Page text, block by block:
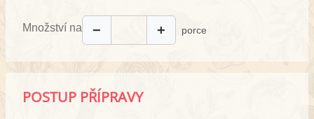
Množství na − + porce
POSTUP PŘÍPRAVY